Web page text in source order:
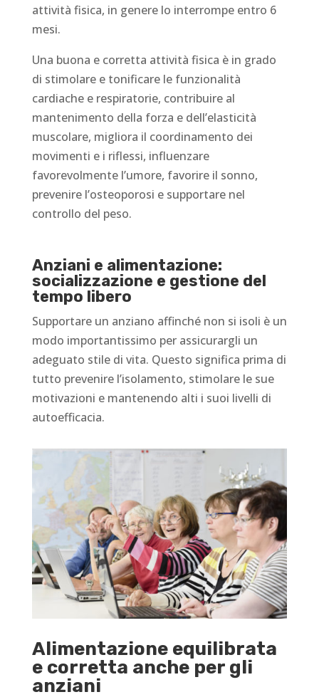
attività fisica, in genere lo interrompe entro 6
mesi.
Una buona e corretta attività fisica è in grado
di stimolare e tonificare le funzionalità
cardiache e respiratorie, contribuire al
mantenimento della forza e dell’elasticità
muscolare, migliora il coordinamento dei
movimenti e i riflessi, influenzare
favorevolmente l’umore, favorire il sonno,
prevenire l’osteoporosi e supportare nel
controllo del peso.
Anziani e alimentazione:
socializzazione e gestione del
tempo libero
Supportare un anziano affinché non si isoli è un
modo importantissimo per assicurargli un
adeguato stile di vita. Questo significa prima di
tutto prevenire l’isolamento, stimolare le sue
motivazioni e mantenendo alti i suoi livelli di
autoefficacia.
Alimentazione equilibrata
e corretta anche per gli
anziani